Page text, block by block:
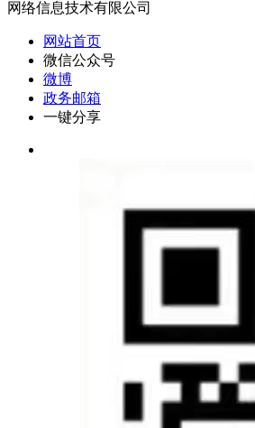
网络信息技术有限公司
网站首页
微信公众号
微博
政务邮箱
一键分享